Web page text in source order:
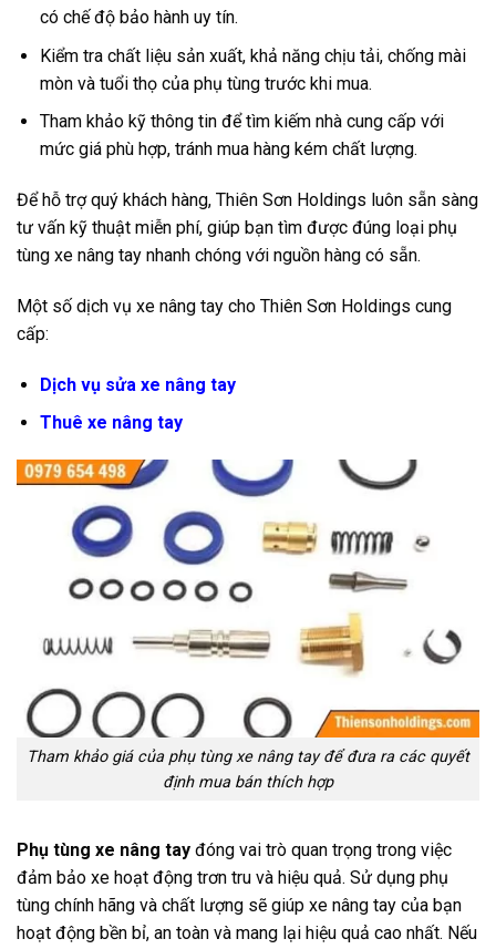
có chế độ bảo hành uy tín.
Kiểm tra chất liệu sản xuất, khả năng chịu tải, chống mài
mòn và tuổi thọ của phụ tùng trước khi mua.
Tham khảo kỹ thông tin để tìm kiếm nhà cung cấp với
mức giá phù hợp, tránh mua hàng kém chất lượng.
Để hỗ trợ quý khách hàng, Thiên Sơn Holdings luôn sẵn sàng
tư vấn kỹ thuật miễn phí, giúp bạn tìm được đúng loại phụ
tùng xe nâng tay nhanh chóng với nguồn hàng có sẵn.
Một số dịch vụ xe nâng tay cho Thiên Sơn Holdings cung
cấp:
Dịch vụ sửa xe nâng tay
Thuê xe nâng tay
Tham khảo giá của phụ tùng xe nâng tay để đưa ra các quyết
định mua bán thích hợp
Phụ tùng xe nâng tay đóng vai trò quan trọng trong việc
đảm bảo xe hoạt động trơn tru và hiệu quả. Sử dụng phụ
tùng chính hãng và chất lượng sẽ giúp xe nâng tay của bạn
hoạt động bền bỉ, an toàn và mang lại hiệu quả cao nhất. Nếu